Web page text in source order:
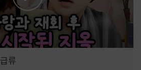
급류